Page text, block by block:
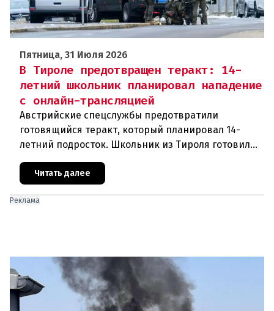
Пятница, 31 Июля 2026
В Тироле предотвращен теракт: 14-
летний школьник планировал нападение
с онлайн-трансляцией
Австрийские спецслужбы предотвратили
готовящийся теракт, который планировал 14-
летний подросток. Школьник из Тироля готовил
нападение на религиозные учреждения и
намеревался транслировать свои действи
Читать далее
Реклама